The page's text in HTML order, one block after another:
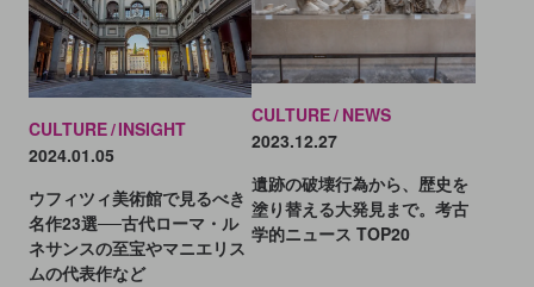
CULTURE INSIGHT
2024.01.05
ウフィツィ美術館で見るべき
名作23選──古代ローマ・ル
ネサンスの至宝やマニエリス
ムの代表作など
CULTURE NEWS
2023.12.27
遺跡の破壊行為から、歴史を
塗り替える大発見まで。考古
学的ニュース TOP20